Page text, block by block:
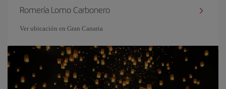
Romería Lomo Carbonero
Ver ubicación en Gran Canaria